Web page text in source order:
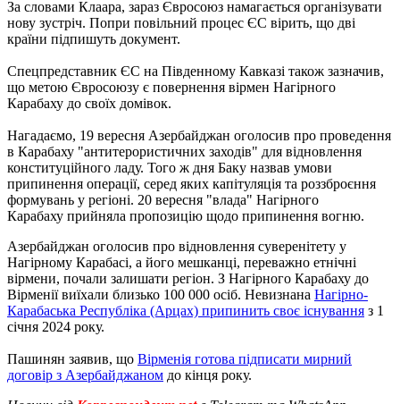
За словами Клаара, зараз Євросоюз намагається організувати
нову зустріч. Попри повільний процес ЄС вірить, що дві
країни підпишуть документ.
Спецпредставник ЄС на Південному Кавказі також зазначив,
що метою Євросоюзу є повернення вірмен Нагірного
Карабаху до своїх домівок.
Нагадаємо, 19 вересня Азербайджан оголосив про проведення
в Карабаху "антитерористичних заходів" для відновлення
конституційного ладу. Того ж дня Баку назвав умови
припинення операції, серед яких капітуляція та роззброєння
формувань у регіоні. 20 вересня "влада" Нагірного
Карабаху прийняла пропозицію щодо припинення вогню.
Азербайджан оголосив про відновлення суверенітету у
Нагірному Карабасі, а його мешканці, переважно етнічні
вірмени, почали залишати регіон. З Нагірного Карабаху до
Вірменії виїхали близько 100 000 осіб. Невизнана Нагірно-
Карабаська Республіка (Арцах) припинить своє існування з 1
січня 2024 року.
Пашинян заявив, що Вірменія готова підписати мирний
договір з Азербайджаном до кінця року.